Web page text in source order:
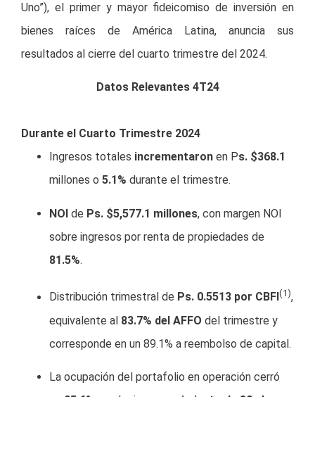
Uno”), el primer y mayor fideicomiso de inversión en
bienes raíces de América Latina, anuncia sus
resultados al cierre del cuarto trimestre del 2024.
Datos Relevantes 4T24
Durante el Cuarto Trimestre 2024
Ingresos totales incrementaron en Ps. $368.1
millones o 5.1% durante el trimestre.
NOI de Ps. $5,577.1 millones, con margen NOI
sobre ingresos por renta de propiedades de
81.5%.
Distribución trimestral de Ps. 0.5513 por CBFI (1),
equivalente al 83.7% del AFFO del trimestre y
corresponde en un 89.1% a reembolso de capital.
La ocupación del portafolio en operación cerró
95.6% , es decir, un
crecimiento de 30 pbs vs